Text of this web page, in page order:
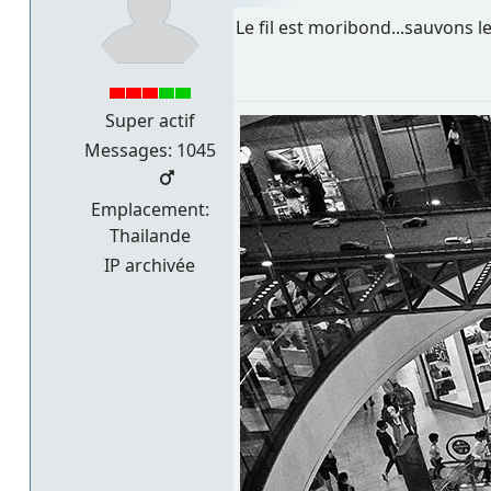
Super actif
Messages: 1045
Emplacement:
Thailande
IP archivée
Le fil est moribond...sauvons